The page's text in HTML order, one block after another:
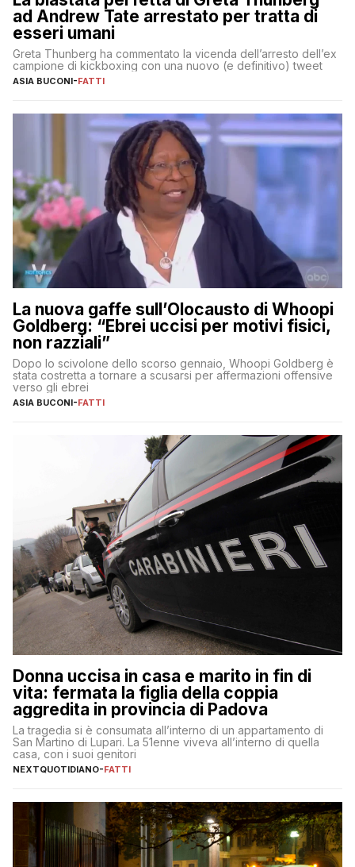
ad Andrew Tate arrestato per tratta di
esseri umani
Greta Thunberg ha commentato la vicenda dell’arresto dell’ex
campione di kickboxing con una nuovo (e definitivo) tweet
ASIA BUCONI-FATTI
La nuova gaffe sull’Olocausto di Whoopi
Goldberg: “Ebrei uccisi per motivi fisici,
non razziali”
Dopo lo scivolone dello scorso gennaio, Whoopi Goldberg è
stata costretta a tornare a scusarsi per affermazioni offensive
verso gli ebrei
ASIA BUCONI-FATTI
Donna uccisa in casa e marito in fin di
vita: fermata la figlia della coppia
aggredita in provincia di Padova
La tragedia si è consumata all’interno di un appartamento di
San Martino di Lupari. La 51enne viveva all’interno di quella
casa, con i suoi genitori
NEXTQUOTIDIANO-FATTI